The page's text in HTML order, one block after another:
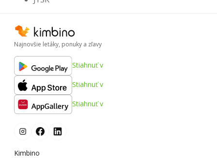
Najnovšie letáky, ponuky a zľavy
Stiahnuť v
Stiahnuť v
Stiahnuť v
Kimbino